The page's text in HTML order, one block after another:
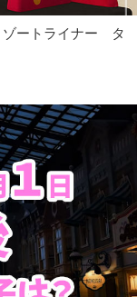
ゾートライナー タ